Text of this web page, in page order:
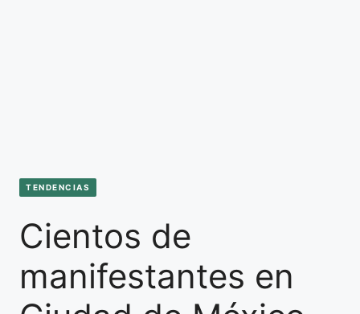
TENDENCIAS
Cientos de
manifestantes en